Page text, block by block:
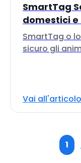
SmartTag
domestici e
SmartTag o
sicuro gli
Vai all'articolo
1